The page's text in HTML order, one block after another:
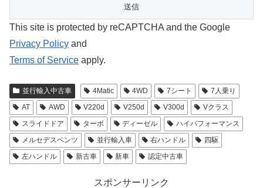
This site is protected by reCAPTCHA and the Google
Privacy Policy and
Terms of Service apply.
並行輸入中古車 4Matic 4WD 7シート
7人乗り
AT
AWD V220d V250d V300d
Vクラス
スライドドア
ターボ ディーゼル
ハイパフォーマンス
メルセデスベンツ
並行輸入車 右ハンドル
四駆
左ハンドル
新古車 新車 認定中古車
スポンサーリンク